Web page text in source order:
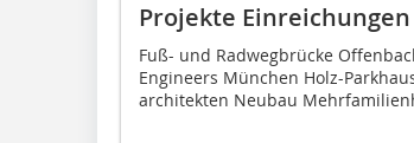
Projekte Einreichungen
Fuß- und Radwegbrücke
Engineers München Holz-
architekten Neubau